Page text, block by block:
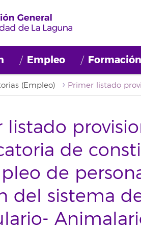
Empleo Formación
(Empleo)
listado
de
de
del sistema